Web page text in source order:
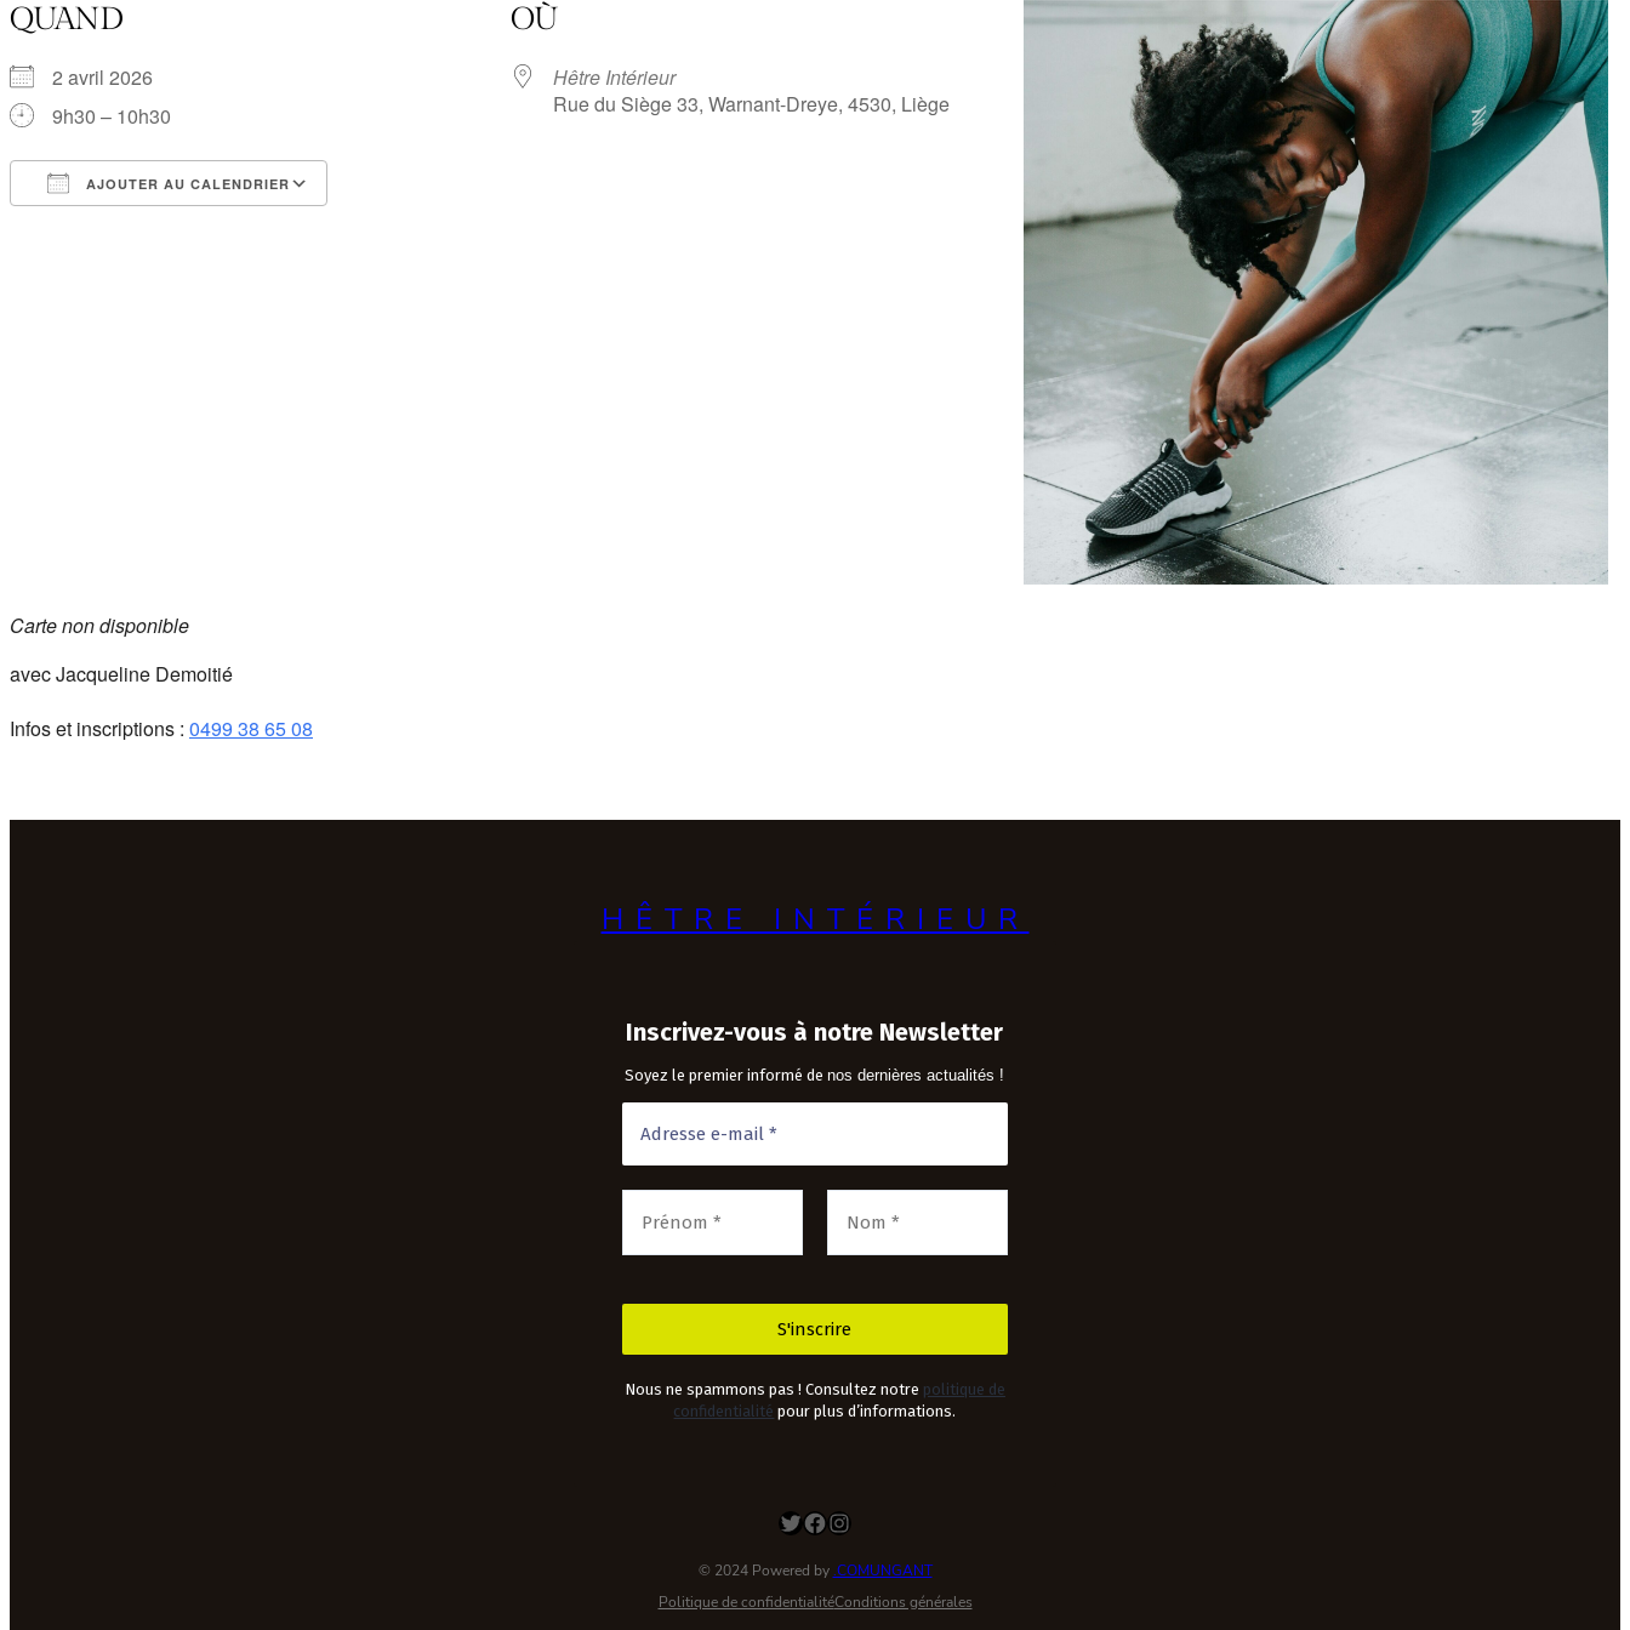
QUAND
2 avril 2026
9h30 – 10h30
AJOUTER AU CALENDRIER
Office 365 Outlook Live
OÙ
Hêtre Intérieur
Rue du Siège 33, Warnant-Dreye, 4530, Liège
Carte non disponible
avec Jacqueline Demoitié
Infos et inscriptions : 0499 38 65 08
HÊTRE INTÉRIEUR
Inscrivez-vous à notre Newsletter
Soyez le premier informé denos dernières actualités !
Nous ne spammons pas ! Consultez notre politique de
confidentialité pour plus d’informations.
Twitter Facebook Instagram
© 2024 Powered by.COMUNGANT
Politique de confidentialitéConditions générales